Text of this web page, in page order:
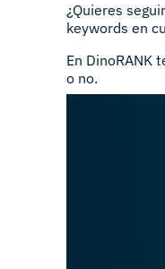
¿Quieres
keywords en
En DinoRANK
o no.